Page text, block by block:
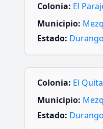
Colonia: El
Municipio:
Estado: Durango
Colonia: El
Municipio:
Estado: Durango